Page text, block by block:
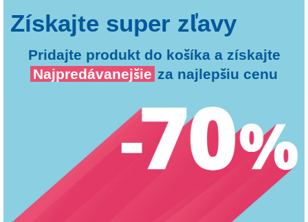
Pridajte produkt do košíka a získajte
Najpredávanejšie za najlepšiu cenu